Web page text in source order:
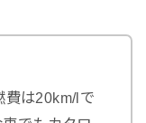
費は20km/lで